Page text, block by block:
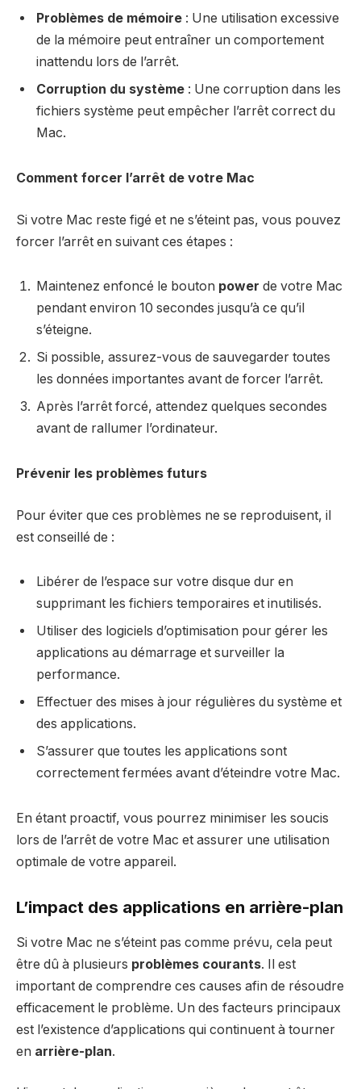
Problèmes de mémoire : Une utilisation excessive
de la mémoire peut entraîner un comportement
inattendu lors de l’arrêt.
Corruption du système : Une corruption dans les
fichiers système peut empêcher l’arrêt correct du
Mac.
Comment forcer l’arrêt de votre Mac
Si votre Mac reste figé et ne s’éteint pas, vous pouvez
forcer l’arrêt en suivant ces étapes :
Maintenez enfoncé le bouton power de votre Mac
pendant environ 10 secondes jusqu’à ce qu’il
s’éteigne.
Si possible, assurez-vous de sauvegarder toutes
les données importantes avant de forcer l’arrêt.
Après l’arrêt forcé, attendez quelques secondes
avant de rallumer l’ordinateur.
Prévenir les problèmes futurs
Pour éviter que ces problèmes ne se reproduisent, il
est conseillé de :
Libérer de l’espace sur votre disque dur en
supprimant les fichiers temporaires et inutilisés.
Utiliser des logiciels d’optimisation pour gérer les
applications au démarrage et surveiller la
performance.
Effectuer des mises à jour régulières du système et
des applications.
S’assurer que toutes les applications sont
correctement fermées avant d’éteindre votre Mac.
En étant proactif, vous pourrez minimiser les soucis
lors de l’arrêt de votre Mac et assurer une utilisation
optimale de votre appareil.
L’impact des applications en arrière-plan
Si votre Mac ne s’éteint pas comme prévu, cela peut
être dû à plusieurs problèmes courants. Il est
important de comprendre ces causes afin de résoudre
efficacement le problème. Un des facteurs principaux
est l’existence d’applications qui continuent à tourner
en arrière-plan.